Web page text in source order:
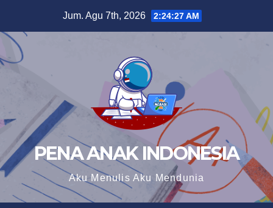
content
Jum. Agu 7th, 2026 2:24:28 AM
PENA ANAK INDONESIA
Aku Menulis Aku Mendunia